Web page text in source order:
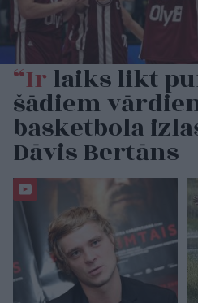
“Irlaiks likt
šādiem
basketbola
Dāvis Bertāns